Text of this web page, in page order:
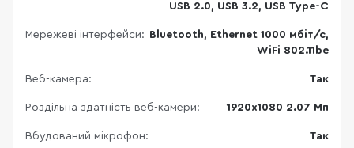
USB 2.0, USB 3.2, USB Type-C
Мережеві інтерфейси: Bluetooth, Ethernet 1000 мбіт/с,
WiFi 802.11be
Веб-камера: Так
Роздільна здатність веб-камери: 1920х1080 2.07 Мп
Вбудований мікрофон: Так